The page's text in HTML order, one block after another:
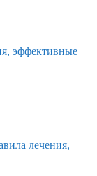
эффективные
лечения,